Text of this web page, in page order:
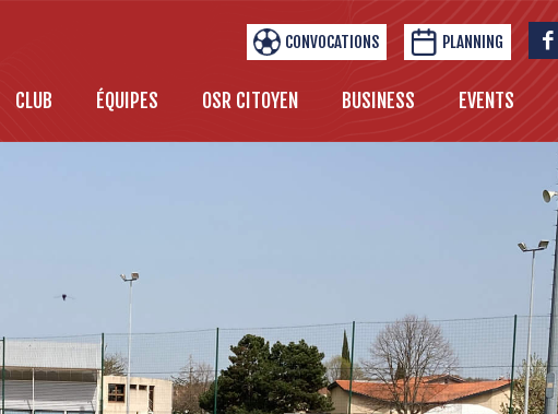
CONVOCATIONS PLANNING
CLUB ÉQUIPES OSR CITOYEN BUSINESS EVENTS